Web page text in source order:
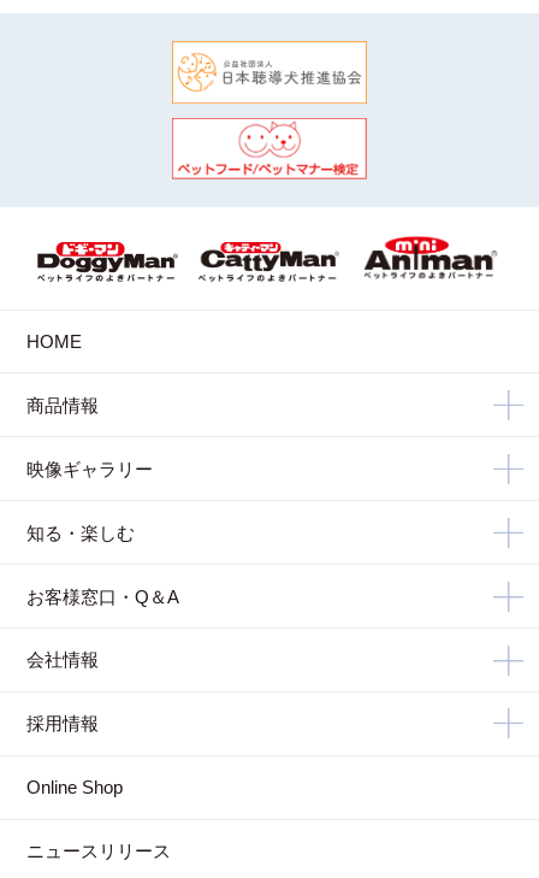
HOME
商品情報
映像ギャラリー
知る・楽しむ
お客様窓口・Q＆A
会社情報
採用情報
Online Shop
ニュースリリース